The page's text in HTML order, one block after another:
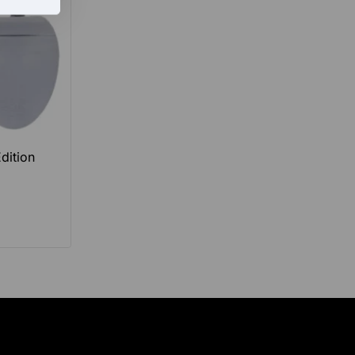
permet un relâchement progressif et durable.
cette collection
bouillotte cervicale
choisissez ainsi un produit pensé pour un usage
à cette attente, en mettant l’accent sur